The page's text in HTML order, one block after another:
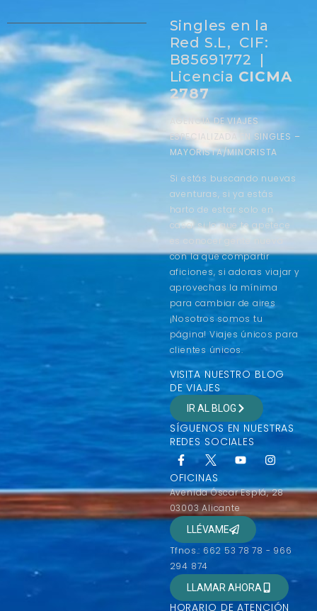
Singles en la
Red S.L, CIF:
B85691772 |
Licencia CICMA
2787
AGENCIA DE VIAJES
ESPECIALIZADA EN SINGLES –
MAYORISTA/MINORISTA
Si estás buscando nuevas
aventuras, si ya estás
harto de estar solo en
casa, si lo que te apetece
es conocer gente nueva
con la que compartir
aficiones, si adoras viajar y
aprovechas la mínima
para cambiar de aires
¡Nosotros somos tu
página! Viajes únicos para
clientes únicos.
VISITA NUESTRO BLOG
DE VIAJES
IR AL BLOG
SÍGUENOS EN NUESTRAS
REDES SOCIALES
OFICINAS
Avenida Óscar Esplá, 28
03003 Alicante
LLÉVAME
Tfnos.: 662 53 78 78 - 966
294 874
LLAMAR AHORA
HORARIO DE ATENCIÓN